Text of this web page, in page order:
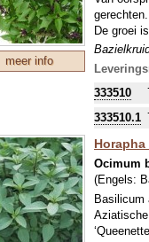
meer info
De groei
bereiding
333510
333510.1
Ocimum
(Engels:
Basilicum